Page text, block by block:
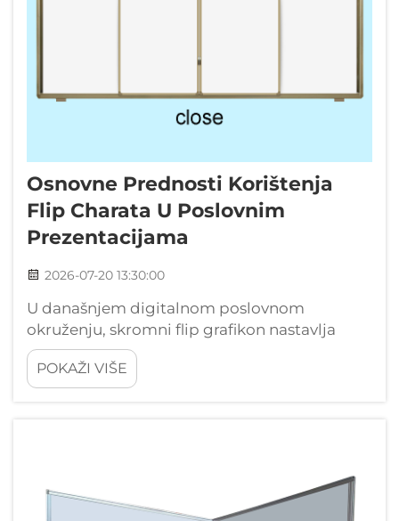
Osnovne Prednosti Korištenja
Flip Charata U Poslovnim
Prezentacijama
2026-07-20 13:30:00
U današnjem digitalnom poslovnom
okruženju, skromni flip grafikon nastavlja
dokazivati svoju vrijednost kao neophodno
predstavničko sredstvo. Unatoč širenju
sofisticiranog softvera za prezentaciju i
POKAŽI VIŠE